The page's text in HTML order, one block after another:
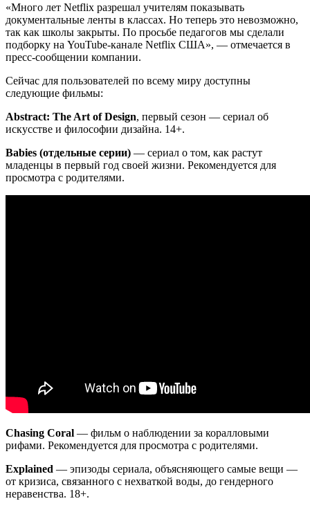
«Много лет Netflix разрешал учителям показывать
документальные ленты в классах. Но теперь это невозможно,
так как школы закрыты. По просьбе педагогов мы сделали
подборку на YouTube-канале Netflix США», — отмечается в
пресс-сообщении компании.
Сейчас для пользователей по всему миру доступны
следующие фильмы:
Abstract: The Art of Design, первый сезон — сериал об
искусстве и философии дизайна. 14+.
Babies (отдельные серии) — сериал о том, как растут
младенцы в первый год своей жизни. Рекомендуется для
просмотра с родителями.
Chasing Coral — фильм о наблюдении за коралловыми
рифами. Рекомендуется для просмотра с родителями.
Explained — эпизоды сериала, объясняющего самые вещи —
от кризиса, связанного с нехваткой воды, до гендерного
неравенства. 18+.